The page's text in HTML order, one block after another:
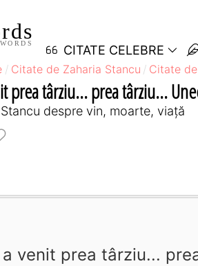
CITATE CELEBRE
Citate de Zaharia Stancu Citate
prea târziu... prea târziu...
despre vin, moarte, viață
venit prea târziu...